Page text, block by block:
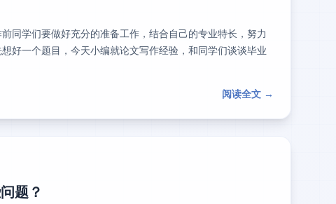
同学们要做好充分的准备工作，结合自己的专业特长，努力
好一个题目，今天小编就论文写作经验，和同学们谈谈毕业
阅读全文 →
题？